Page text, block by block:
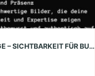
OWN YOUR STAGE – SICHTBARKEIT FÜR BUSINESS-FRAUEN